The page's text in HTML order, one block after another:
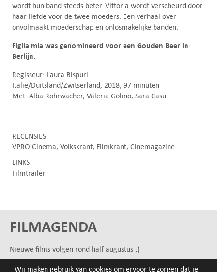
Wij maken gebruik van cookies om ervoor te zorgen dat je
wordt hun band steeds beter. Vittoria wordt verscheurd door
haar liefde voor de twee moeders. Een verhaal over
onvolmaakt moederschap en onlosmakelijke banden.
Figlia mia was genomineerd voor een Gouden Beer in
Berlijn.
Regisseur: Laura Bispuri
Italië/Duitsland/Zwitserland, 2018, 97 minuten
Met: Alba Rohrwacher, Valeria Golino, Sara Casu
RECENSIES
VPRO Cinema Volkskrant Filmkrant Cinemagazine
LINKS
Filmtrailer
FILMAGENDA
Nieuwe films volgen rond half augustus :)